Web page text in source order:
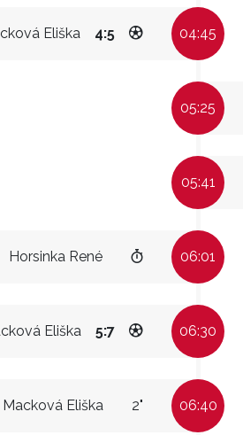
Eliška 4:5 04:45
05:25
05:41
Horsinka René 06:01
Eliška 5:7 06:30
Macková Eliška 2" 06:40